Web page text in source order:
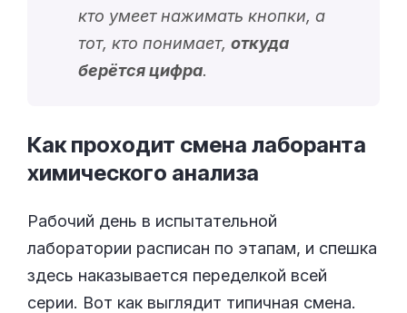
кто умеет нажимать кнопки, а
тот, кто понимает, откуда
берётся цифра.
Как проходит смена лаборанта
химического анализа
Рабочий день в испытательной
лаборатории расписан по этапам, и спешка
здесь наказывается переделкой всей
серии. Вот как выглядит типичная смена.